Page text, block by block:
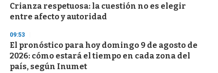
Crianza respetuosa: la cuestión no es elegir
entre afecto y autoridad
09:53
El pronóstico para hoy domingo 9 de agosto de
2026: cómo estará el tiempo en cada zona del
país, según Inumet